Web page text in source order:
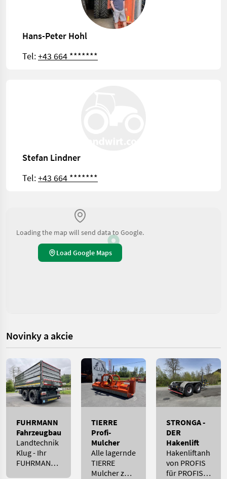
Hans-Peter Hohl
Tel:+43 664 *******
Stefan Lindner
Tel:+43 664 *******
Loading the map will send data to Google.
Load Google Maps
Novinky a akcie
FUHRMANN
Fahrzeugbau
Landtechnik
Klug - Ihr
FUHRMANN
TIERRE
Profi-
Mulcher
Alle lagernde
TIERRE
Mulcher zum
STRONGA -
DER
Hakenlift
von PROFIS
für PROFIS